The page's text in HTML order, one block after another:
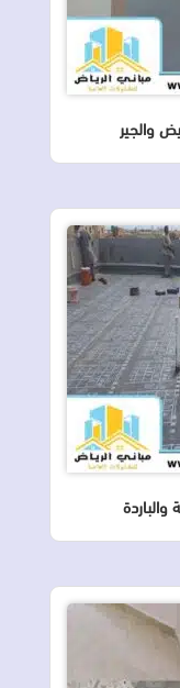
والجير